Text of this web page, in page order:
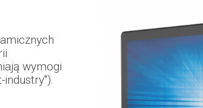
wymogi